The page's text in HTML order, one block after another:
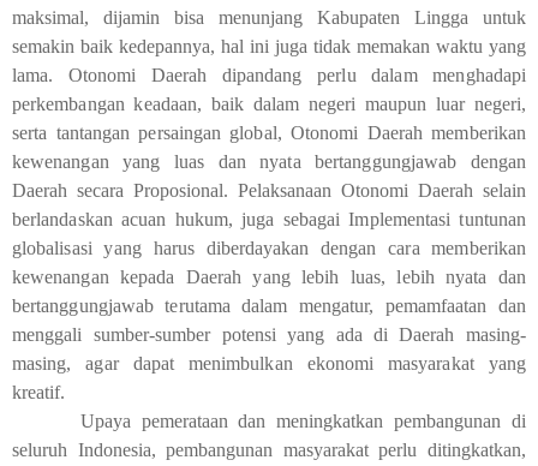
maksimal, dijamin bisa menunjang Kabupaten Lingga untuk
semakin baik kedepannya, hal ini juga tidak memakan waktu yang
lama. Otonomi Daerah dipandang perlu dalam menghadapi
perkembangan keadaan, baik dalam negeri maupun luar negeri,
serta tantangan persaingan global, Otonomi Daerah memberikan
kewenangan yang luas dan nyata bertanggungjawab dengan
Daerah secara Proposional. Pelaksanaan Otonomi Daerah selain
berlandaskan acuan hukum, juga sebagai Implementasi tuntunan
globalisasi yang harus diberdayakan dengan cara memberikan
kewenangan kepada Daerah yang lebih luas, lebih nyata dan
bertanggungjawab terutama dalam mengatur, pemamfaatan dan
menggali sumber-sumber potensi yang ada di Daerah masing-
masing, agar dapat menimbulkan ekonomi masyarakat yang
kreatif.
Upaya pemerataan dan meningkatkan pembangunan di
seluruh Indonesia, pembangunan masyarakat perlu ditingkatkan,